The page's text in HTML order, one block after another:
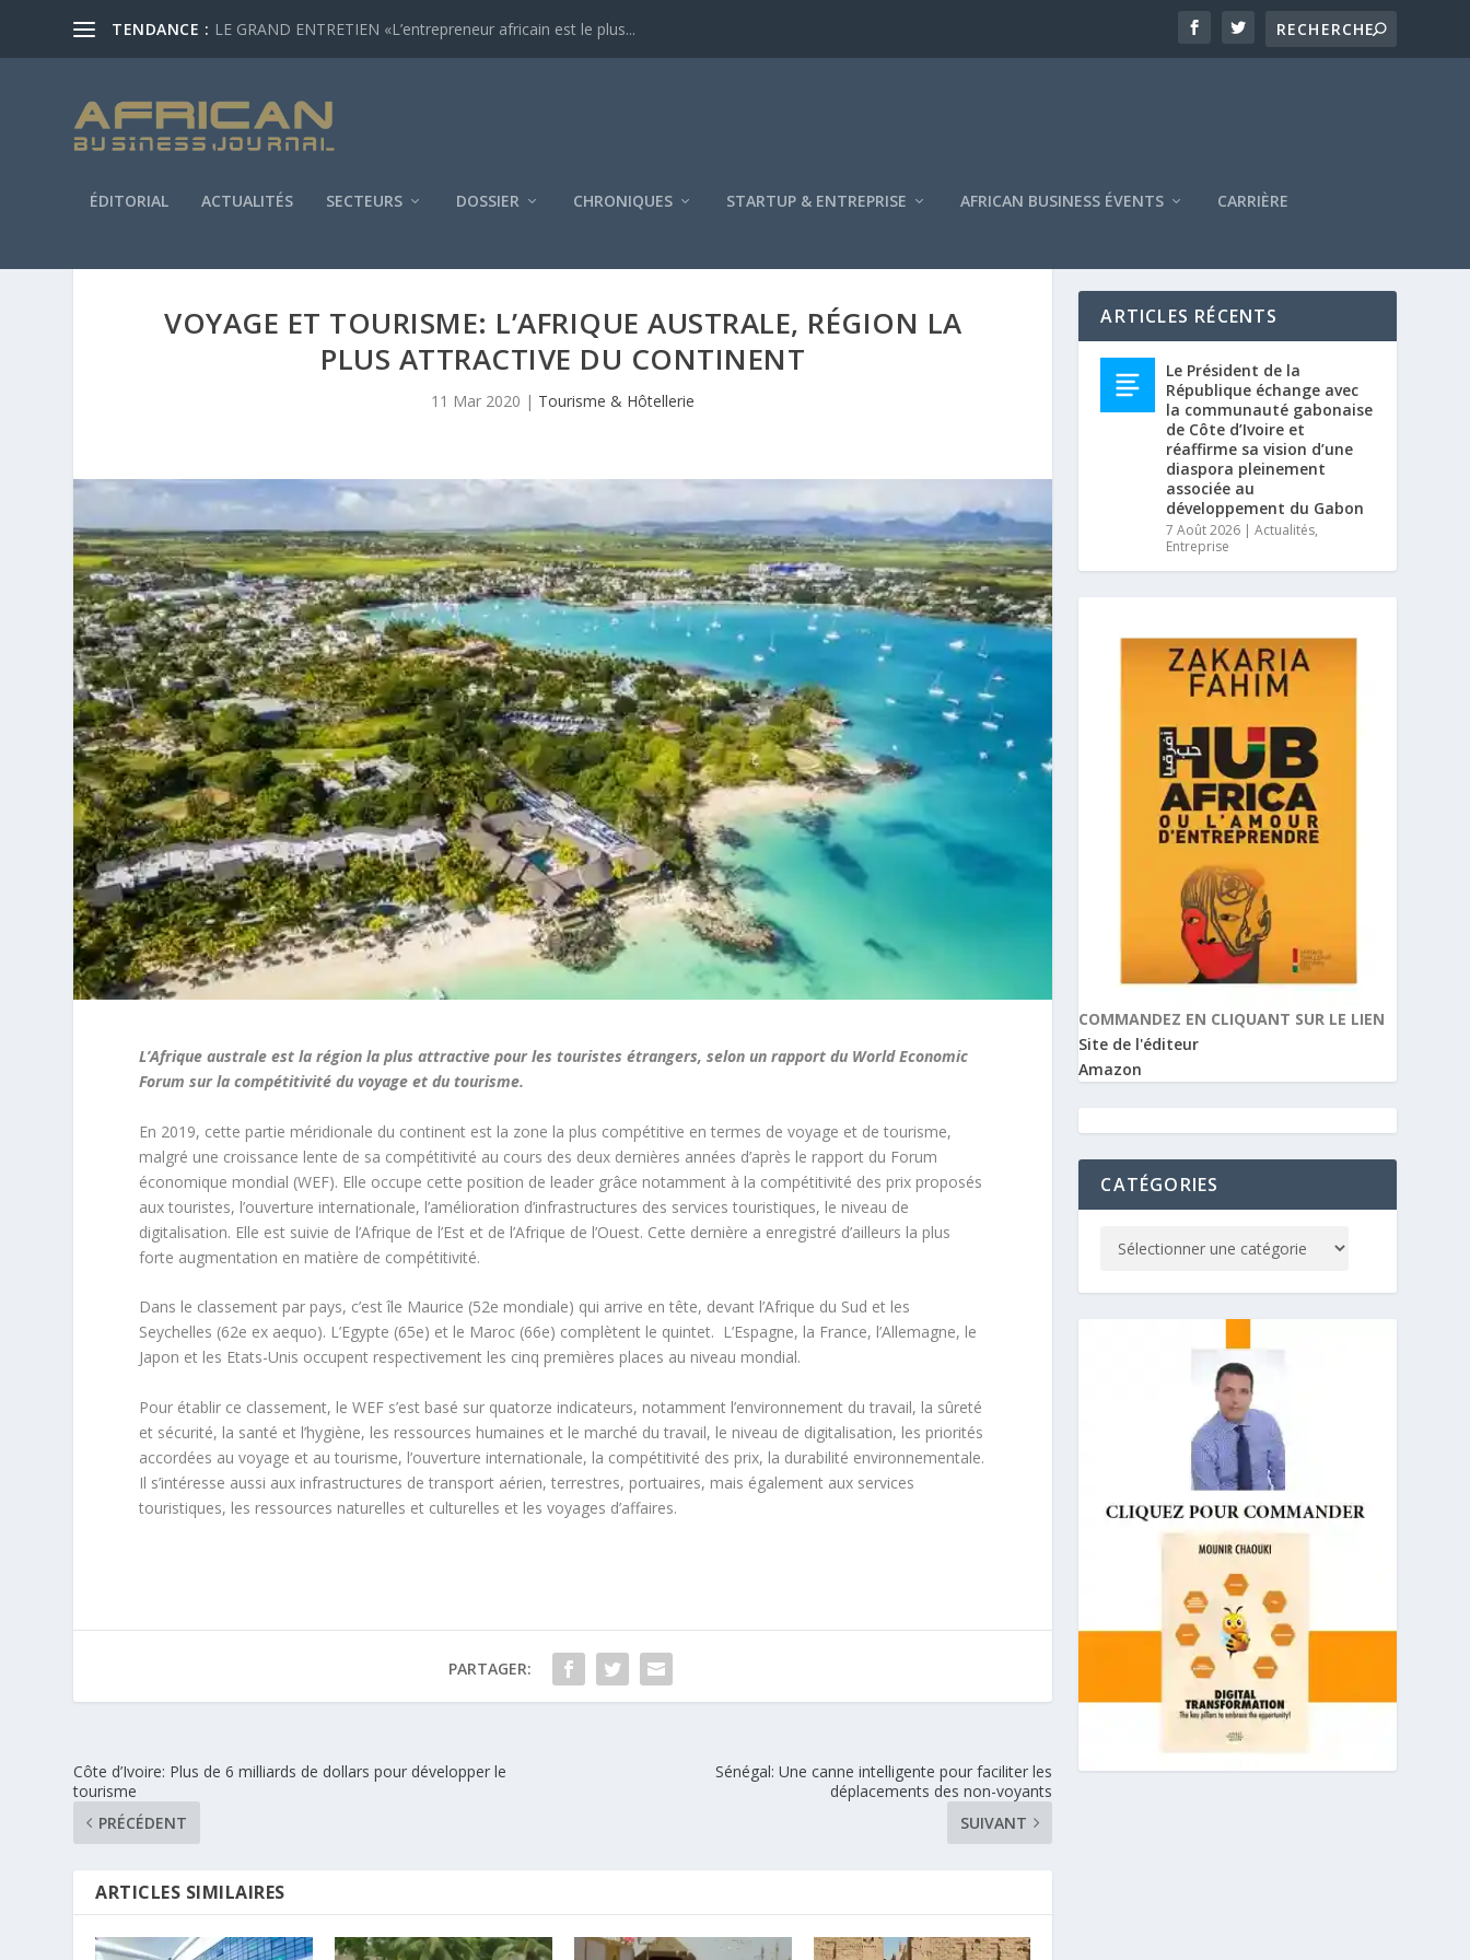
TENDANCE : LE GRAND ENTRETIEN «L’entrepreneur africain est le plus...
ÉDITORIAL ACTUALITÉS SECTEURS DOSSIER CHRONIQUES STARTUP & ENTREPRISE AFRICAN BUSINESS ÉVENTS CARRIÈRE
VOYAGE ET TOURISME: L’AFRIQUE AUSTRALE, RÉGION LA
PLUS ATTRACTIVE DU CONTINENT
11 Mar 2020 | Tourisme & Hôtellerie
L’Afrique australe est la région la plus attractive pour les touristes étrangers, selon un rapport du World Economic
Forum sur la compétitivité du voyage et du tourisme.
En 2019, cette partie méridionale du continent est la zone la plus compétitive en termes de voyage et de tourisme,
malgré une croissance lente de sa compétitivité au cours des deux dernières années d’après le rapport du Forum
économique mondial (WEF). Elle occupe cette position de leader grâce notamment à la compétitivité des prix proposés
aux touristes, l’ouverture internationale, l’amélioration d’infrastructures des services touristiques, le niveau de
digitalisation. Elle est suivie de l’Afrique de l’Est et de l’Afrique de l’Ouest. Cette dernière a enregistré d’ailleurs la plus
forte augmentation en matière de compétitivité.
Dans le classement par pays, c’est île Maurice (52e mondiale) qui arrive en tête, devant l’Afrique du Sud et les
Seychelles (62e ex aequo). L’Egypte (65e) et le Maroc (66e) complètent le quintet. L’Espagne, la France, l’Allemagne, le
Japon et les Etats-Unis occupent respectivement les cinq premières places au niveau mondial.
Pour établir ce classement, le WEF s’est basé sur quatorze indicateurs, notamment l’environnement du travail, la sûreté
et sécurité, la santé et l’hygiène, les ressources humaines et le marché du travail, le niveau de digitalisation, les priorités
accordées au voyage et au tourisme, l’ouverture internationale, la compétitivité des prix, la durabilité environnementale.
Il s’intéresse aussi aux infrastructures de transport aérien, terrestres, portuaires, mais également aux services
touristiques, les ressources naturelles et culturelles et les voyages d’affaires.
PARTAGER:
Côte d’Ivoire: Plus de 6 milliards de dollars pour développer le
tourisme
PRÉCÉDENT
Sénégal: Une canne intelligente pour faciliter les
déplacements des non-voyants
SUIVANT
ARTICLES SIMILAIRES
ARTICLES RÉCENTS
Le Président de la
République échange avec
la communauté gabonaise
de Côte d’Ivoire et
réaffirme sa vision d’une
diaspora pleinement
associée au
développement du Gabon
7 Août 2026 |Actualités,
Entreprise
COMMANDEZ EN CLIQUANT SUR LE LIEN
Site de l'éditeur
Amazon
CATÉGORIES